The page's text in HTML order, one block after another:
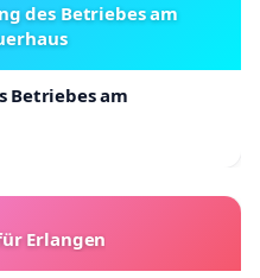
des Betriebes am
Betriebes am
Erlangen